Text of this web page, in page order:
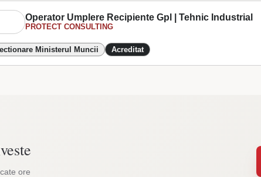
Operator Umplere Recipiente Gpl | Tehnic Industrial
PROTECT CONSULTING
Ministerul Muncii Acreditat
ore